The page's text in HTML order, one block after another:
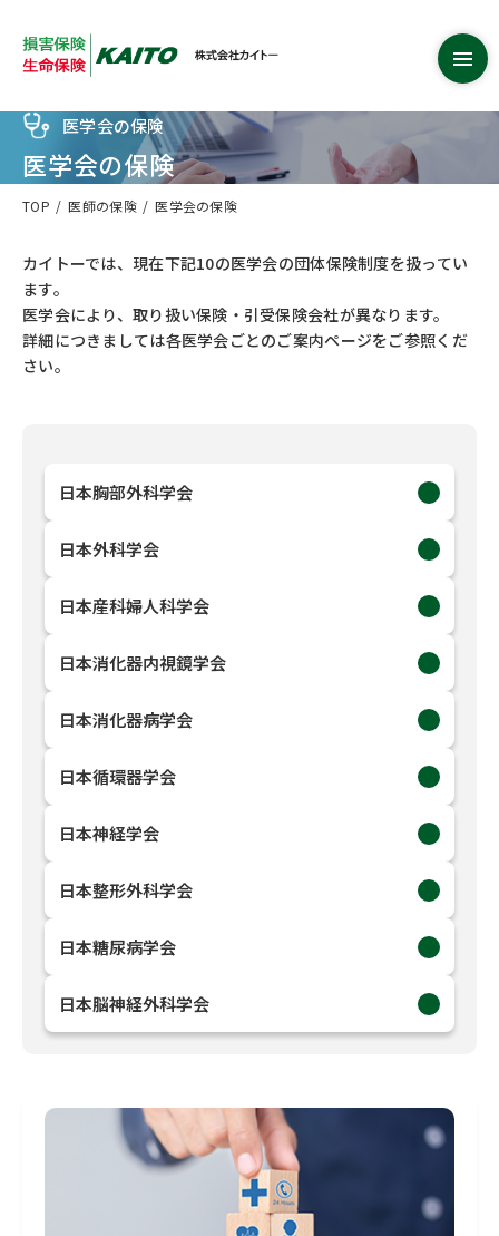
医学会の保険
医学会の保険
TOP 医師の保険 医学会の保険
カイトーでは、現在下記10の医学会の団体保険制度を扱ってい
ます。
医学会により、取り扱い保険・引受保険会社が異なります。
詳細につきましては各医学会ごとのご案内ページをご参照くだ
さい。
日本胸部外科学会
日本外科学会
日本産科婦人科学会
日本消化器内視鏡学会
日本消化器病学会
日本循環器学会
日本神経学会
日本整形外科学会
日本糖尿病学会
日本脳神経外科学会